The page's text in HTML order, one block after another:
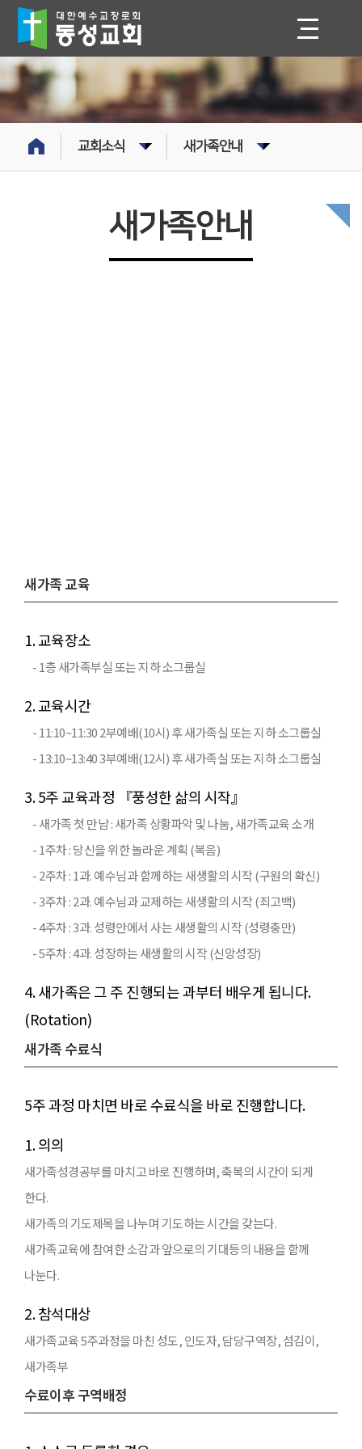
교회소식 새가족안내
새가족안내
새가족 교육
1. 교육장소
- 1층 새가족부실 또는 지하 소그룹실
2. 교육시간
- 11:10~11:30 2부예배(10시) 후 새가족실 또는 지하 소그룹실
- 13:10~13:40 3부예배(12시) 후 새가족실 또는 지하 소그룹실
3. 5주 교육과정 『풍성한 삶의 시작』
- 새가족 첫 만남 : 새가족 상황파악 및 나눔, 새가족교육 소개
- 1주차 : 당신을 위한 놀라운 계획 (복음)
- 2주차 : 1과. 예수님과 함께하는 새생활의 시작 (구원의 확신)
- 3주차 : 2과. 예수님과 교제하는 새생활의 시작 (죄고백)
- 4주차 : 3과. 성령안에서 사는 새생활의 시작 (성령충만)
- 5주차 : 4과. 성장하는 새생활의 시작 (신앙성장)
4. 새가족은 그 주 진행되는 과부터 배우게 됩니다.
(Rotation)
새가족 수료식
5주 과정 마치면 바로 수료식을 바로 진행합니다.
1. 의의
새가족성경공부를 마치고 바로 진행하며, 축복의 시간이 되게
한다.
새가족의 기도제목을 나누며 기도하는 시간을 갖는다.
새가족교육에 참여한 소감과 앞으로의 기대등의 내용을 함께
나눈다.
2. 참석대상
새가족교육 5주과정을 마친 성도, 인도자, 담당구역장, 섬김이,
새가족부
수료이후 구역배정